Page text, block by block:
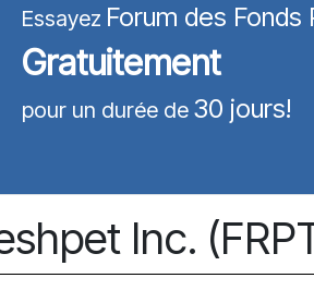
Essayez Forum des Fonds
Gratuitement
pour un durée de 30 jours!
Inc.